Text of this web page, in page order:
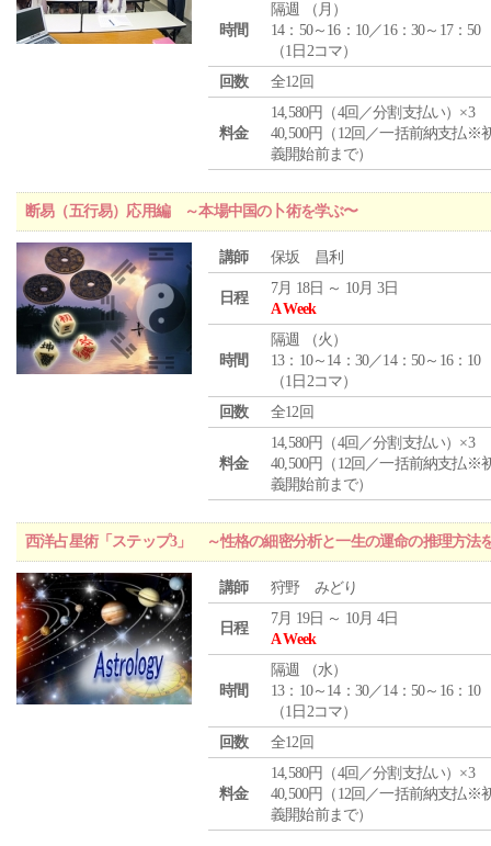
時間
隔週 （ 月 ）
14：50～16：10／16：30～17：50
（1日2コマ）
回数
全12回
料金
14,580円（4回／分割支払い）×3
40,500円（12回／一括前納支払※
義開始前まで）
断易（五行易）応用編 ～本場中国の卜術を学ぶ〜
講師 保坂 昌利
日程
7月 18日 ～ 10月 3日
A Week
時間
隔週 （火 ）
13：10～14：30／14：50～16：10
（1日2コマ）
回数
全12回
料金
14,580円（4回／分割支払い）×3
40,500円（12回／一括前納支払※
義開始前まで）
西洋占星術「ステップ3」 ～性格の細密分析と一生の運命の推理方法
講師 狩野 みどり
日程
7月 19日 ～ 10月 4日
A Week
時間
隔週 （水）
13：10～14：30／14：50～16：10
（1日2コマ）
回数
全12回
料金
14,580円（4回／分割支払い）×3
40,500円（12回／一括前納支払※
義開始前まで）